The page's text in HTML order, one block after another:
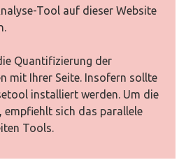
Tool auf dieser Website
Quantifizierung der
mit Ihrer Seite. Insofern sollte
installiert werden. Um die
empfiehlt sich das parallele
Tools.